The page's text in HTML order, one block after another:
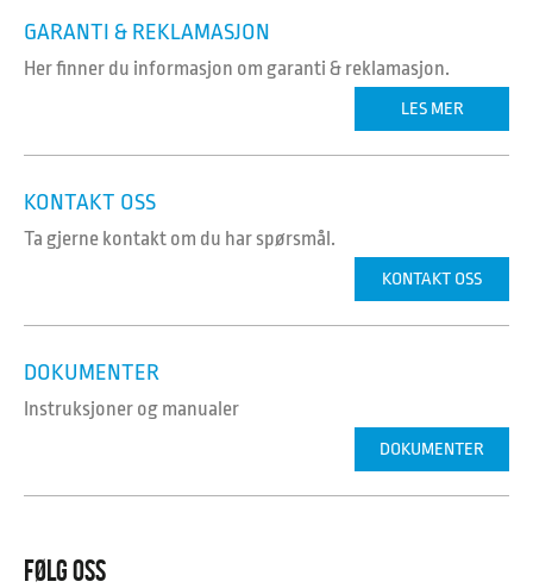
GARANTI & REKLAMASJON
Her finner du informasjon om garanti & reklamasjon.
LES MER
KONTAKT OSS
Ta gjerne kontakt om du har spørsmål.
KONTAKT OSS
DOKUMENTER
Instruksjoner og manualer
DOKUMENTER
FØLG OSS